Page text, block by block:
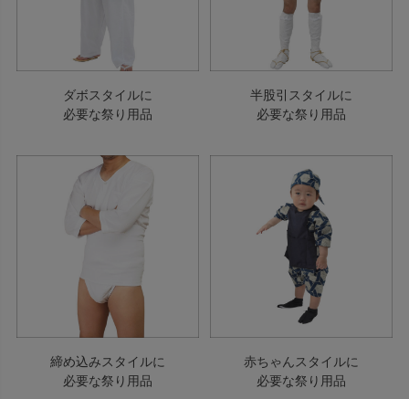
ダボスタイルに
必要な祭り用品
半股引スタイルに
必要な祭り用品
締め込みスタイルに
必要な祭り用品
赤ちゃんスタイルに
必要な祭り用品